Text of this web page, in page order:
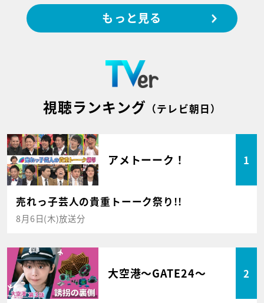
もっと見る
視聴ランキング （テレビ朝日）
アメトーーク！ 1
売れっ子芸人の貴重トーーク祭り!!
8月6日(木)放送分
大空港～GATE24～ 2